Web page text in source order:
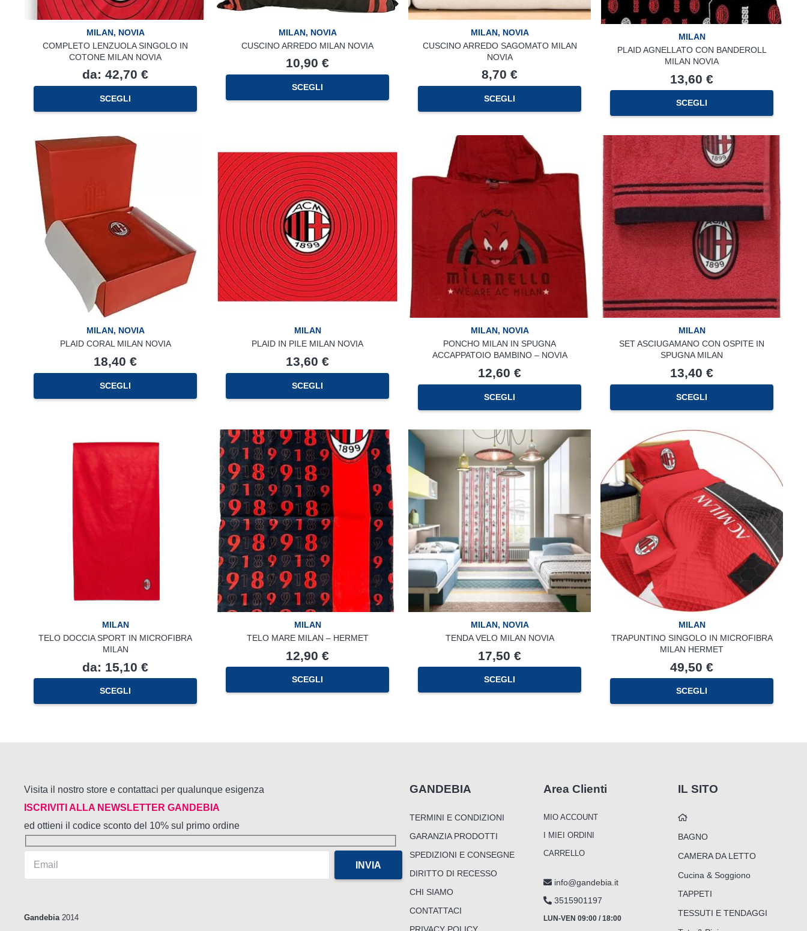
MILAN, NOVIA
COMPLETO LENZUOLA SINGOLO IN
COTONE MILAN NOVIA
da: 42,70 €
SCEGLI
prodotto
opzioni
possono
essere
scelte
pagina
prodotto
MILAN, NOVIA
CUSCINO ARREDO MILAN NOVIA
10,90 €
SCEGLI
MILAN, NOVIA
CUSCINO ARREDO SAGOMATO MILAN
NOVIA
8,70 €
SCEGLI
MILAN
PLAID AGNELLATO CON BANDEROLL
MILAN NOVIA
13,60 €
SCEGLI
MILAN, NOVIA
PLAID CORAL MILAN NOVIA
18,40 €
SCEGLI
MILAN
PLAID IN PILE MILAN NOVIA
13,60 €
SCEGLI
MILAN, NOVIA
PONCHO MILAN IN SPUGNA
ACCAPPATOIO BAMBINO – NOVIA
12,60 €
SCEGLI
MILAN
SET ASCIUGAMANO CON OSPITE IN
SPUGNA MILAN
13,40 €
SCEGLI
MILAN
TELO DOCCIA SPORT IN MICROFIBRA
MILAN
da: 15,10 €
SCEGLI
prodotto
scelte
nella
del
MILAN
TELO MARE MILAN – HERMET
12,90 €
SCEGLI
MILAN, NOVIA
TENDA VELO MILAN NOVIA
17,50 €
SCEGLI
MILAN
TRAPUNTINO SINGOLO IN MICROFIBRA
MILAN HERMET
49,50 €
SCEGLI
Visita il nostro store e contattaci per qualunque esigenza
ISCRIVITI ALLA NEWSLETTER GANDEBIA
ed ottieni il codice sconto del 10% sul primo ordine
Gandebia2014
GANDEBIA
TERMINI E CONDIZIONI
GARANZIA PRODOTTI
SPEDIZIONI E CONSEGNE
DIRITTO DI RECESSO
CHI SIAMO
CONTATTACI
Area Clienti
MIO ACCOUNT
I MIEI ORDINI
CARRELLO
info@gandebia.it
3515901197
LUN-VEN 09:00 / 18:00
IL SITO
BAGNO
CAMERA DA LETTO
Cucina & Soggiono
TAPPETI
TESSUTI E TENDAGGI